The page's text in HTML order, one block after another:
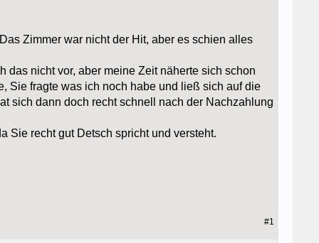
Zimmer war nicht der Hit, aber es schien alles
nicht vor, aber meine Zeit näherte sich schon
Sie fragte was ich noch habe und ließ sich auf die
sich dann doch recht schnell nach der Nachzahlung
Sie recht gut Detsch spricht und versteht.
#1